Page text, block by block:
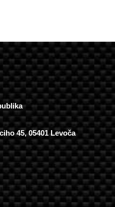
45, 05401 Levoča